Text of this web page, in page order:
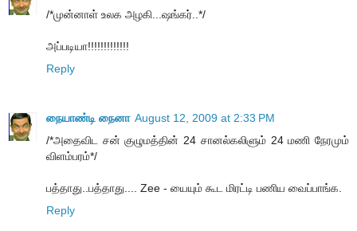
/*முன்னாள் உலக அழகி...ஷங்கர்..*/
அப்படியா!!!!!!!!!!!!!
Reply
நையாண்டி நைனா August 12, 2009 at 2:33 PM
/*அதைவிட சன் குழுமத்தின் 24 சானல்கலிளும் 24 மணி நேரமும்
விளம்பரம்*/
பத்தாது..பத்தாது.... Zee - யையும் கூட மிரட்டி பணிய வைப்பாங்க.
Reply